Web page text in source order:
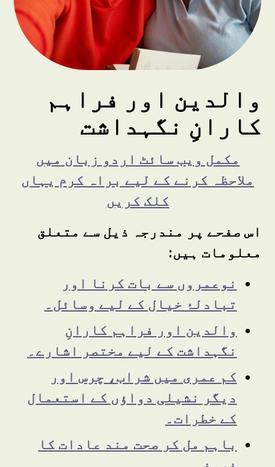
والدین اور فراہم
کارانِ نگہداشت
مکمل ویب سائٹ اردو زبان میں
ملاحظہ کرنے کے لیے براہ کرم یہاں
کلک کریں
اس صفحے پر مندرجہ ذیل سے متعلق
معلومات ہیں:
نوعمروں سے بات کرنا اور
تبادلۂ خیال کے لیے وسائل۔
والدین اور فراہم کارانِ
نگہداشت کے لیے مختصر اشارے۔
کم عمری میں شراب، چرس اور
دیگر نشیلی دواؤں کے استعمال
کے خطرات۔
باہم مل کر صحت مند عادات کا